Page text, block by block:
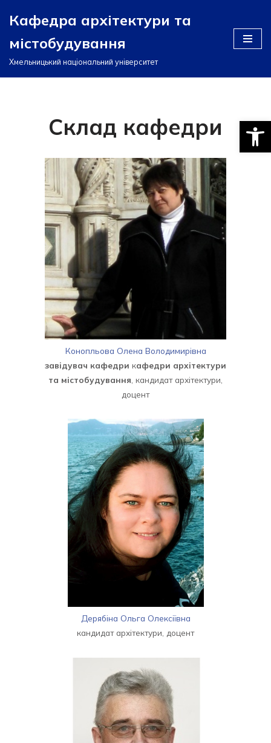
Перейти
до
вмісту
Кафедра архітектури та
містобудування
Хмельницький національний університет
Склад кафедри
Конопльова Олена Володимирівна
завідувач кафедри кафедри архітектури
та містобудування , кандидат архітектури,
доцент
Дерябіна Ольга Олексіївна
кандидат архітектури, доцент